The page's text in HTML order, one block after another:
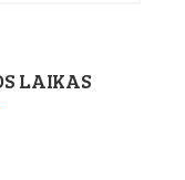
LAIKAS